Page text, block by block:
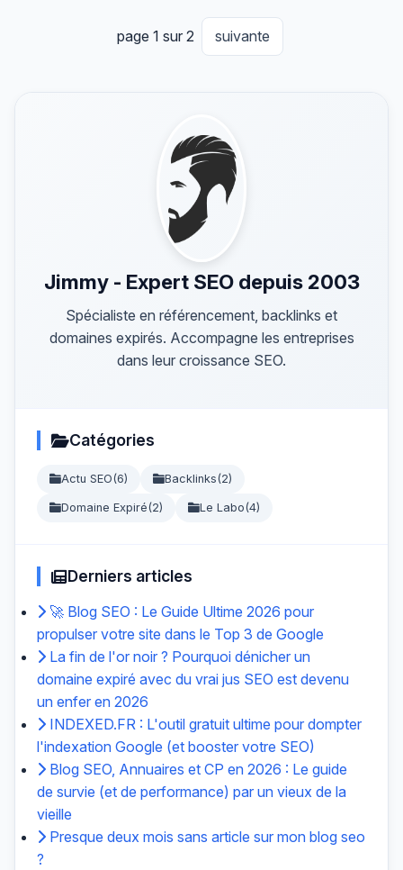
page 1 sur 2 suivante
Jimmy - Expert SEO depuis 2003
Spécialiste en référencement, backlinks et
domaines expirés. Accompagne les entreprises
dans leur croissance SEO.
Catégories
Actu SEO(6) Backlinks(2)
Domaine Expiré(2) Le Labo(4)
Derniers articles
🚀 Blog SEO : Le Guide Ultime 2026 pour
propulser votre site dans le Top 3 de Google
La fin de l'or noir ? Pourquoi dénicher un
domaine expiré avec du vrai jus SEO est devenu
un enfer en 2026
INDEXED.FR : L'outil gratuit ultime pour dompter
l'indexation Google (et booster votre SEO)
Blog SEO, Annuaires et CP en 2026 : Le guide
de survie (et de performance) par un vieux de la
vieille
Presque deux mois sans article sur mon blog seo
?